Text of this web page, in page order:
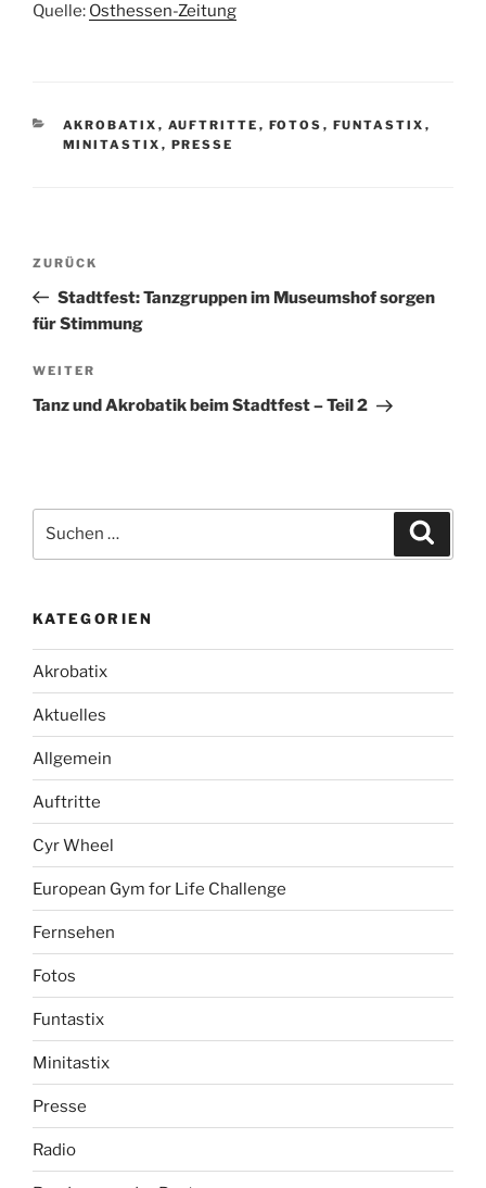
Quelle: Osthessen-Zeitung
KATEGORIEN
AKROBATIX , AUFTRITTE , FOTOS , FUNTASTIX ,
MINITASTIX , PRESSE
Beitragsnavigation
Vorheriger
Beitrag
ZURÜCK
Stadtfest: Tanzgruppen im Museumshof sorgen
für Stimmung
Nächster
Beitrag
WEITER
Tanz und Akrobatik beim Stadtfest – Teil 2
nach:
KATEGORIEN
Akrobatix
Aktuelles
Allgemein
Auftritte
Cyr Wheel
European Gym for Life Challenge
Fernsehen
Fotos
Funtastix
Minitastix
Presse
Radio